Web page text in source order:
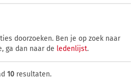
doorzoeken. Ben je op zoek naar
ga dan naar de ledenlijst.
10 resultaten.